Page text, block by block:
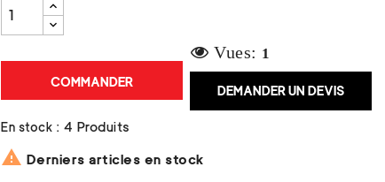
COMMANDER
Vues: 1
DEMANDER UN DEVIS
En stock : 4 Produits
 Derniers articles en stock